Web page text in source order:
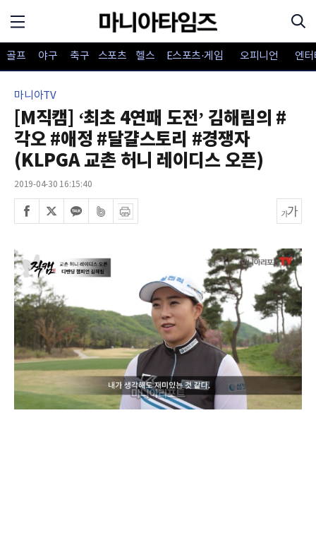
골프 야구 축구 스포츠 헬스 E스포츠·게임 오피니언 엔
마니아TV
[M직캠] ‘최초 4연패 도전’ 김해림의 #
각오 #애정 #달걀스토리 #경쟁자
(KLPGA 교촌 허니 레이디스 오픈)
2019-04-30 16:15:40